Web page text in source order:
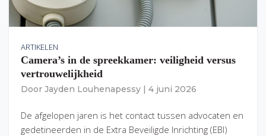
ARTIKELEN
Camera’s in de spreekkamer: veiligheid versus
vertrouwelijkheid
Door Jayden Louhenapessy 4 juni 2026
De afgelopen jaren is het contact tussen advocaten en
gedetineerden in de Extra Beveiligde Inrichting (EBI)